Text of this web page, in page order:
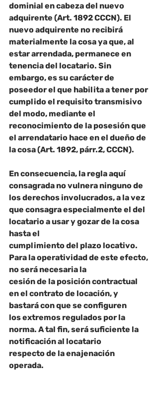
dominial en cabeza del nuevo
adquirente (Art. 1892 CCCN). El
nuevo adquirente no recibirá
materialmente la cosa ya que, al
estar arrendada, permanece en
tenencia del locatario. Sin
embargo, es su carácter de
poseedor el que habilita a tener por
cumplido el requisito transmisivo
del modo, mediante el
reconocimiento de la posesión que
el arrendatario hace en el dueño de
la cosa (Art. 1892, párr.2, CCCN).
En consecuencia, la regla aquí
consagrada no vulnera ninguno de
los derechos involucrados, a la vez
que consagra especialmente el del
locatario a usar y gozar de la cosa
hasta el
cumplimiento del plazo locativo.
Para la operatividad de este efecto,
no será necesaria la
cesión de la posición contractual
en el contrato de locación, y
bastará con que se configuren
los extremos regulados por la
norma. A tal fin, será suficiente la
notificación al locatario
respecto de la enajenación
operada.